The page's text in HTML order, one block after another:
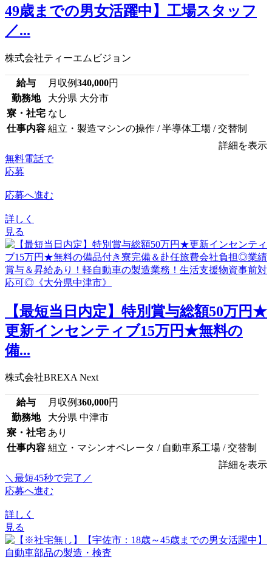
49歳までの男女活躍中】工場スタッフ
／...
株式会社ティーエムビジョン
給与 月収例340,000円
勤務地
大分県 大分市
寮・社宅 なし
仕事内容 組立・製造マシンの操作 / 半導体工場 / 交替制
詳細を表示
無料電話で
応募
応募へ進む
詳しく
見る
【最短当日内定】特別賞与総額50万円★
更新インセンティブ15万円★無料の
備...
株式会社BREXA Next
給与 月収例360,000円
勤務地
大分県 中津市
寮・社宅 あり
仕事内容 組立・マシンオペレータ / 自動車系工場 / 交替制
詳細を表示
＼最短45秒で完了／
応募へ進む
詳しく
見る